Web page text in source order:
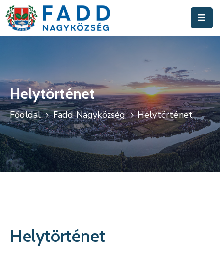
Polgármesteri
Hivatal
Fadd
Nagyközség
Turisztika
Választási
Helytörténet
Főoldal Fadd Nagyközség Helytörténet
Helytörténet